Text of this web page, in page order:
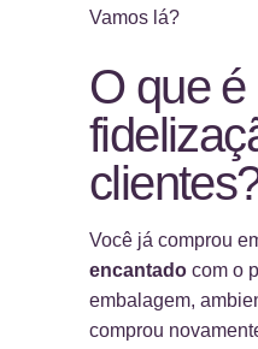
Vamos lá?
O que é
Você já comprou
encantado com o
embalagem,
comprou